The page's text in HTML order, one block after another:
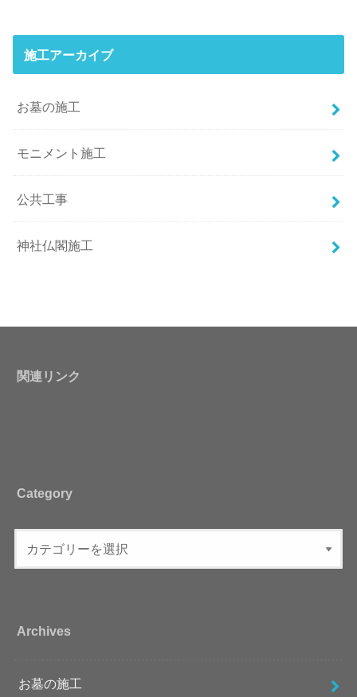
施工アーカイブ
お墓の施工
モニメント施工
公共工事
神社仏閣施工
関連リンク
Category
Archives
お墓の施工